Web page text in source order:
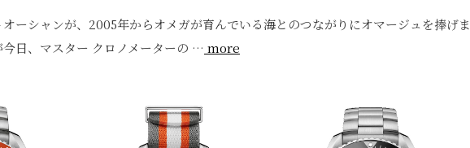
ーシ⁠ャンが⁠、2005年からオメガが育んでいる海とのつながりにオマ⁠ージ⁠ュを捧げま
日⁠、マスタ⁠ー クロノメ⁠ータ⁠ーの … more